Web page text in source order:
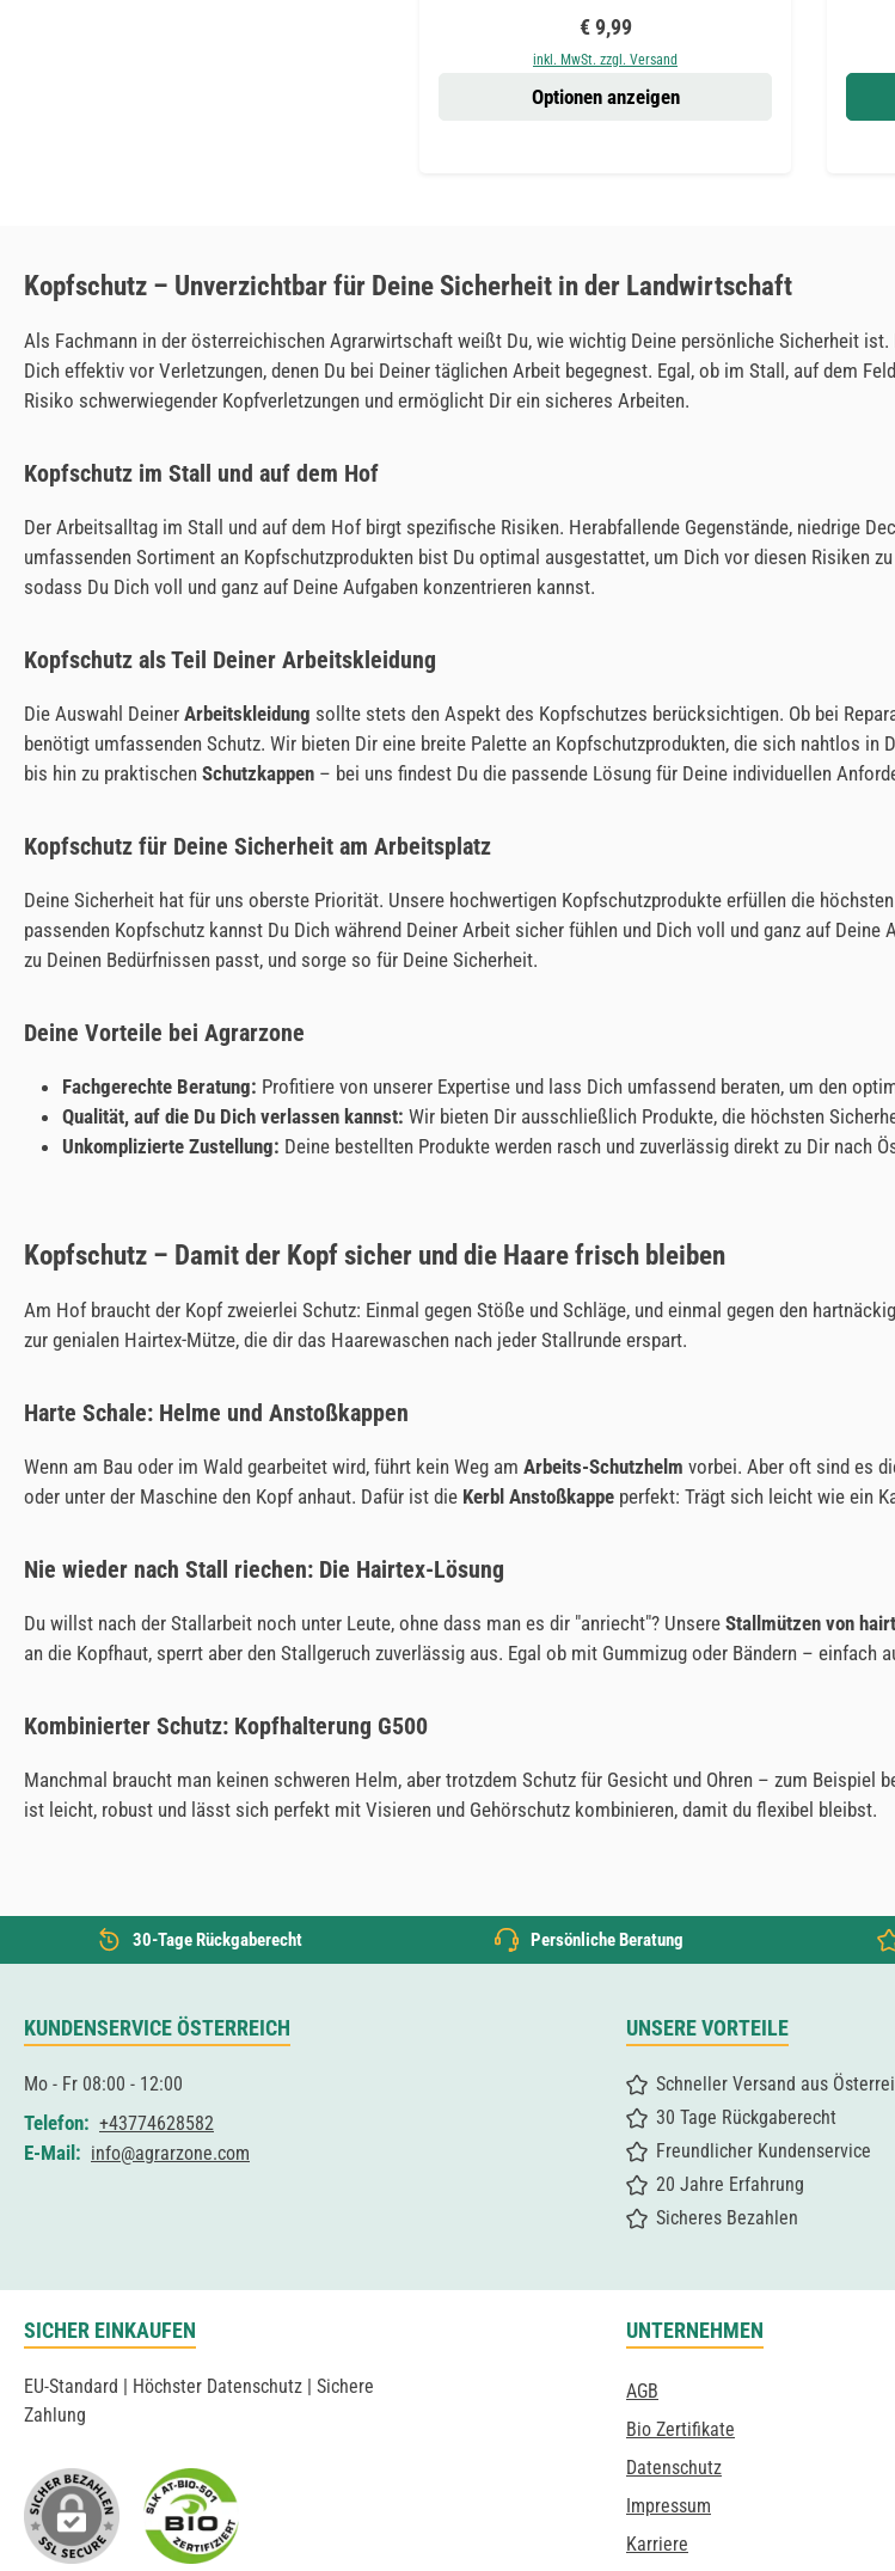
Regulärer Preis:
€ 9,99
inkl. MwSt. zzgl. Versand
Optionen anzeigen
Kopfschutz – Unverzichtbar für Deine Sicherheit in der Landwirtschaft
Als Fachmann in der österreichischen Agrarwirtschaft weißt Du, wie wichtig Deine persönliche Sicherheit ist.
Dich effektiv vor Verletzungen, denen Du bei Deiner täglichen Arbeit begegnest. Egal, ob im Stall, auf dem
Risiko schwerwiegender Kopfverletzungen und ermöglicht Dir ein sicheres Arbeiten.
Kopfschutz im Stall und auf dem Hof
Der Arbeitsalltag im Stall und auf dem Hof birgt spezifische Risiken. Herabfallende Gegenstände, niedrige
umfassenden Sortiment an Kopfschutzprodukten bist Du optimal ausgestattet, um Dich vor diesen Risiken
sodass Du Dich voll und ganz auf Deine Aufgaben konzentrieren kannst.
Kopfschutz als Teil Deiner Arbeitskleidung
Die Auswahl Deiner Arbeitskleidung sollte stets den Aspekt des Kopfschutzes berücksichtigen. Ob bei
benötigt umfassenden Schutz. Wir bieten Dir eine breite Palette an Kopfschutzprodukten, die sich nahtlos
bis hin zu praktischen Schutzkappen – bei uns findest Du die passende Lösung für Deine individuellen
Kopfschutz für Deine Sicherheit am Arbeitsplatz
Deine Sicherheit hat für uns oberste Priorität. Unsere hochwertigen Kopfschutzprodukte erfüllen die höchsten
passenden Kopfschutz kannst Du Dich während Deiner Arbeit sicher fühlen und Dich voll und ganz auf
zu Deinen Bedürfnissen passt, und sorge so für Deine Sicherheit.
Deine Vorteile bei Agrarzone
Fachgerechte Beratung: Profitiere von unserer Expertise und lass Dich umfassend beraten, um den
Qualität, auf die Du Dich verlassen kannst: Wir bieten Dir ausschließlich Produkte, die höchsten
Unkomplizierte Zustellung: Deine bestellten Produkte werden rasch und zuverlässig direkt zu Dir nach
Kopfschutz – Damit der Kopf sicher und die Haare frisch bleiben
Am Hof braucht der Kopf zweierlei Schutz: Einmal gegen Stöße und Schläge, und einmal gegen den
zur genialen Hairtex-Mütze, die dir das Haarewaschen nach jeder Stallrunde erspart.
Harte Schale: Helme und Anstoßkappen
Wenn am Bau oder im Wald gearbeitet wird, führt kein Weg am Arbeits-Schutzhelm vorbei. Aber oft sind es
oder unter der Maschine den Kopf anhaut. Dafür ist die Kerbl Anstoßkappe perfekt: Trägt sich leicht wie ein
Nie wieder nach Stall riechen: Die Hairtex-Lösung
Du willst nach der Stallarbeit noch unter Leute, ohne dass man es dir "anriecht"? Unsere Stallmützen von
an die Kopfhaut, sperrt aber den Stallgeruch zuverlässig aus. Egal ob mit Gummizug oder Bändern – einfach
Kombinierter Schutz: Kopfhalterung G500
Manchmal braucht man keinen schweren Helm, aber trotzdem Schutz für Gesicht und Ohren – zum Beispiel
ist leicht, robust und lässt sich perfekt mit Visieren und Gehörschutz kombinieren, damit du flexibel bleibst.
30-Tage Rückgaberecht Persönliche Beratung
KUNDENSERVICE ÖSTERREICH
Mo - Fr 08:00 - 12:00
Telefon: +43774628582
E-Mail: info@agrarzone.com
UNSERE VORTEILE
Schneller Versand aus
30 Tage Rückgaberecht
Freundlicher Kundenservice
20 Jahre Erfahrung
Sicheres Bezahlen
SICHER EINKAUFEN
EU-Standard | Höchster Datenschutz | Sichere
Zahlung
UNTERNEHMEN
AGB
Bio Zertifikate
Datenschutz
Impressum
Karriere